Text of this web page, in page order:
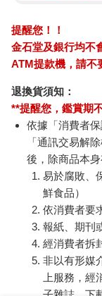
提醒您！！
金石堂及銀行均不
ATM提款機，請不
退換貨須知：
**提醒您，鑑賞期
依據「消費者
「通訊交易解
後，除商品本
易於腐敗、
鮮食品）
依消費者要
報紙、期刊
經消費者拆
非以有形媒
上服務，